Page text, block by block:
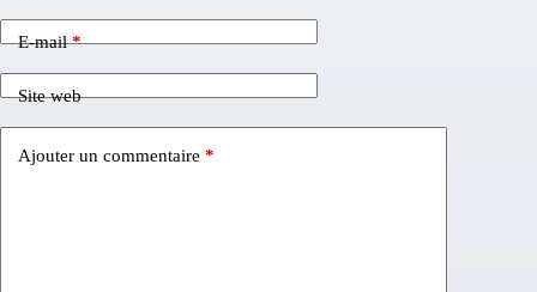
E-mail*
Site web
Ajouter un commentaire *